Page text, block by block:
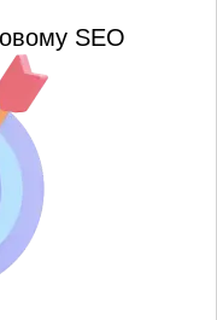
SEO